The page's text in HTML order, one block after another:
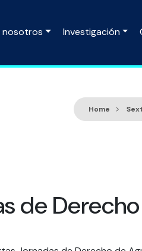
nosotros Investigación
Home
de